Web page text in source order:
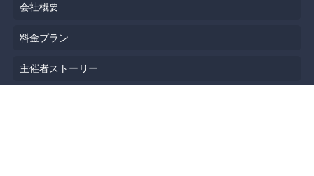
会社概要
料金プラン
主催者ストーリー